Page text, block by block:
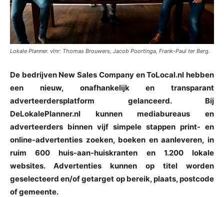
Lokale Planner. vlnr: Thomas Brouwers, Jacob Poortinga, Frank-Paul ter Berg.
De bedrijven New Sales Company en ToLocal.nl hebben
een nieuw, onafhankelijk en transparant
adverteerdersplatform gelanceerd. Bij
DeLokalePlanner.nl kunnen mediabureaus en
adverteerders binnen vijf simpele stappen print- en
online-advertenties zoeken, boeken en aanleveren, in
ruim 600 huis-aan-huiskranten en 1.200 lokale
websites. Advertenties kunnen op titel worden
geselecteerd en/of getarget op bereik, plaats, postcode
of gemeente.